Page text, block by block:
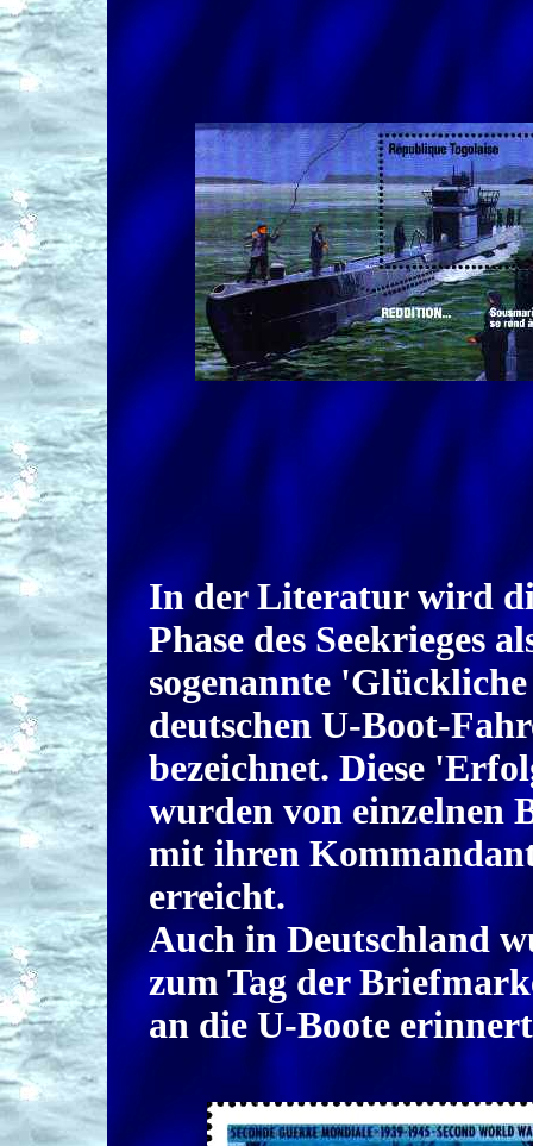
In der Literatur wird
Phase des Seekrieges
sogenannte
deutschen U-Boot-
bezeichnet. Diese
wurden von einzelnen
mit ihren
erreicht.
Auch in Deutschland
zum Tag der
an die U-Boote